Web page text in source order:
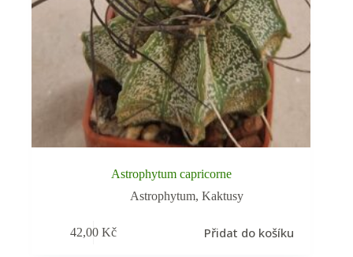
Astrophytum capricorne
Astrophytum,Kaktusy
42,00Kč Přidat do košíku